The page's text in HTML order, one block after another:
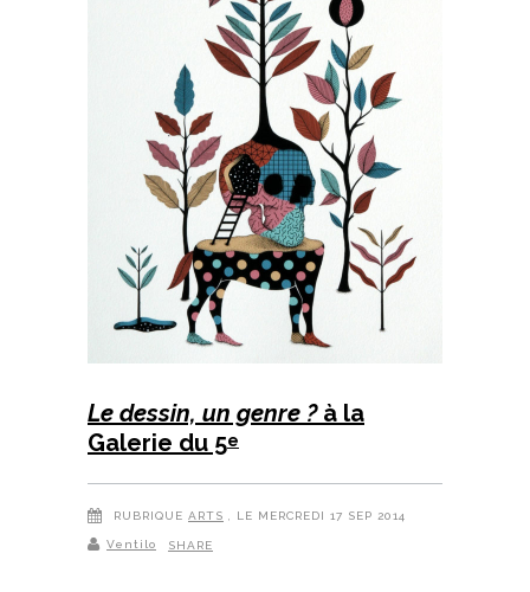
Le dessin, un genre ? à la
Galerie du 5e
RUBRIQUE ARTS , LE MERCREDI 17 SEP 2014
Ventilo SHARE